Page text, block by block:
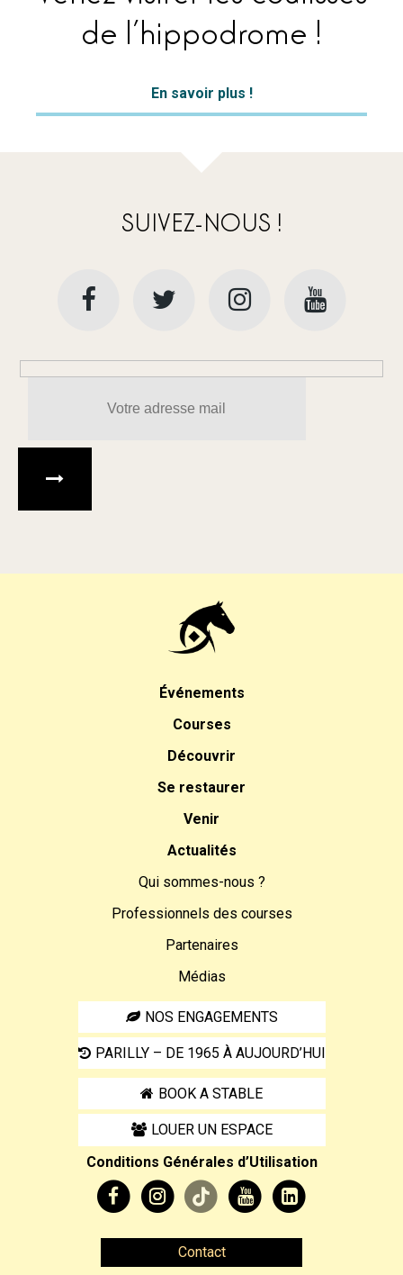
de l’hippodrome !
En savoir plus !
SUIVEZ-NOUS !
Événements
Courses
Découvrir
Se restaurer
Venir
Actualités
Qui sommes-nous ?
Professionnels des courses
Partenaires
Médias
NOS ENGAGEMENTS
PARILLY – DE 1965 À AUJOURD’HUI
BOOK A STABLE
LOUER UN ESPACE
Conditions Générales d’Utilisation
Contact